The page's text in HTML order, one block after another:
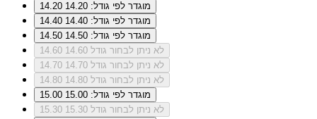
14.20
מוגדר לפי גודל: 14.20
14.40
מוגדר לפי גודל: 14.40
14.50
מוגדר לפי גודל: 14.50
14.60
לא ניתן לבחור גודל 14.60
14.70
לא ניתן לבחור גודל 14.70
14.80
לא ניתן לבחור גודל 14.80
15.00
מוגדר לפי גודל: 15.00
15.30
לא ניתן לבחור גודל 15.30